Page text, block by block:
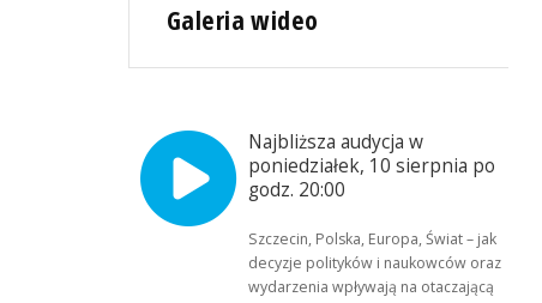
Galeria wideo
Najbliższa audycja w
poniedziałek, 10 sierpnia po
godz. 20:00
Szczecin, Polska, Europa, Świat – jak
decyzje polityków i naukowców oraz
wydarzenia wpływają na otaczającą